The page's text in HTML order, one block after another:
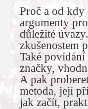
Proč a od kdy
argumenty
důležité
zkušenostem
Také
značky,
A pak
metoda, její
jak začít,